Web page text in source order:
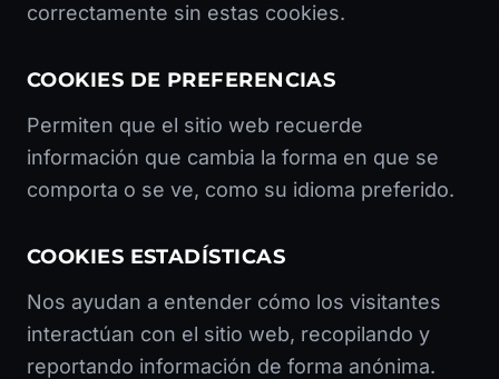
correctamente sin estas cookies.
COOKIES DE PREFERENCIAS
Permiten que el sitio web recuerde
información que cambia la forma en que se
comporta o se ve, como su idioma preferido.
COOKIES ESTADÍSTICAS
Nos ayudan a entender cómo los visitantes
interactúan con el sitio web, recopilando y
reportando información de forma anónima.